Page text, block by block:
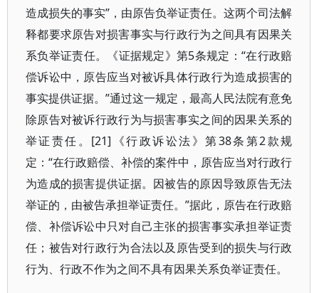
造成损失的事实”，由原告负举证责任。这两个司法解
释都要求原告对损害事实与行政行为之间具有因果关
系负举证责任。《证据规定》第5条规定：“在行政赔
偿诉讼中，原告应当对被诉具体行政行为造成损害的
事实提供证据。”通过这一规定，最高人民法院有意免
除原告对被诉行政行为与损害事实之间的因果关系的
举证责任。[21]《行政诉讼法》第38条第2款规
定：“在行政赔偿、补偿的案件中，原告应当对行政行
为造成的损害提供证据。因被告的原因导致原告无法
举证的，由被告承担举证责任。”据此，原告在行政赔
偿、补偿诉讼中只对自己主张的损害事实承担举证责
任；被告对行政行为合法以及原告受到的损失与行政
行为、行政不作为之间不具有因果关系负举证责任。